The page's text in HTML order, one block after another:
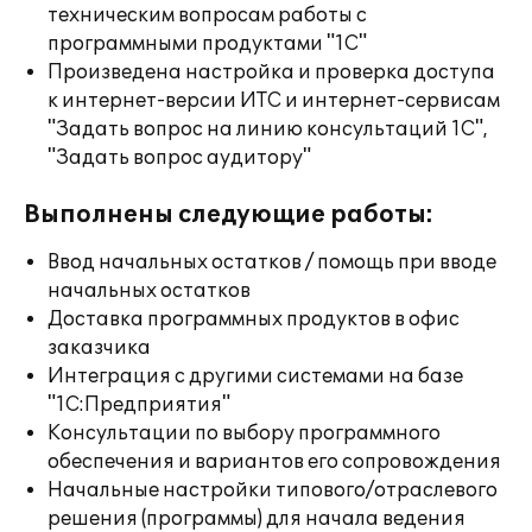
техническим вопросам работы с
программными продуктами "1С"
Произведена настройка и проверка доступа
к интернет-версии ИТС и интернет-сервисам
"Задать вопрос на линию консультаций 1С",
"Задать вопрос аудитору"
Выполнены следующие работы:
Ввод начальных остатков / помощь при вводе
начальных остатков
Доставка программных продуктов в офис
заказчика
Интеграция с другими системами на базе
"1С:Предприятия"
Консультации по выбору программного
обеспечения и вариантов его сопровождения
Начальные настройки типового/отраслевого
решения (программы) для начала ведения